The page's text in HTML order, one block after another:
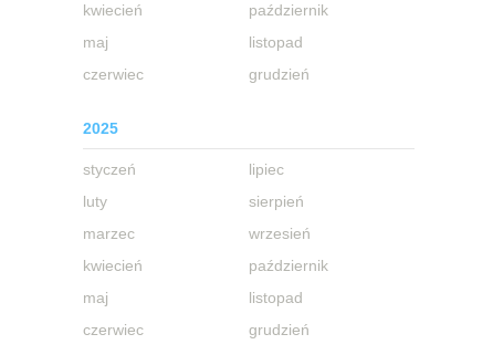
kwiecień
maj
czerwiec
październik
listopad
grudzień
2025
styczeń
luty
marzec
kwiecień
maj
czerwiec
lipiec
sierpień
wrzesień
październik
listopad
grudzień